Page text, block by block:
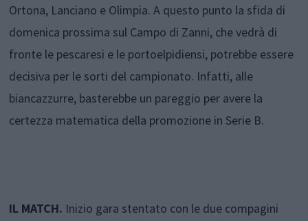
Ortona, Lanciano e Olimpia. A questo punto la sfida di
domenica prossima sul Campo di Zanni, che vedrà di
fronte le pescaresi e le portoelpidiensi, potrebbe essere
decisiva per le sorti del campionato. Infatti, alle
biancazzurre, basterebbe un pareggio per avere la
certezza matematica della promozione in Serie B.
IL MATCH. Inizio gara stentato con le due compagini